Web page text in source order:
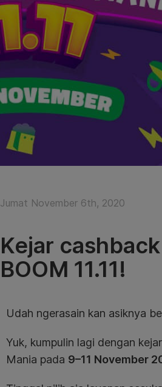
Jumat November 6th, 2020
Kejar
BOOM 11.11!
Udah ngerasain kan asiknya
Yuk, kumpulin lagi dengan
Mania pada 9–11 November